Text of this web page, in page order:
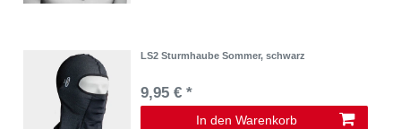
LS2 Sturmhaube Sommer, schwarz
9,95 € *
In den Warenkorb